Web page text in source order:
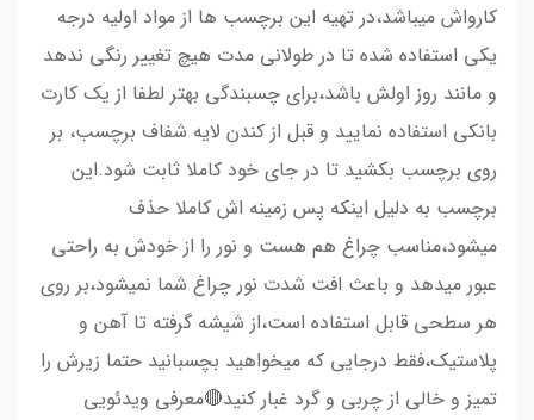
کارواش میباشد،در تهیه این برچسب ها از مواد اولیه درجه
یکی استفاده شده تا در طولانی مدت هیچ تغییر رنگی ندهد
و مانند روز اولش باشد،برای چسبندگی بهتر لطفا از یک کارت
بانکی استفاده نمایید و قبل از کندن لایه شفاف برچسب، بر
روی برچسب بکشید تا در جای خود کاملا ثابت شود.این
برچسب به دلیل اینکه پس زمینه اش کاملا حذف
میشود،مناسب چراغ هم هست و نور را از خودش به راحتی
عبور میدهد و باعث افت شدت نور چراغ شما نمیشود،بر روی
هر سطحی قابل استفاده است،از شیشه گرفته تا آهن و
پلاستیک،فقط درجایی که میخواهید بچسبانید حتما زیرش را
تمیز و خالی از چربی و گرد غبار کنید🔴معرفی ویدئویی